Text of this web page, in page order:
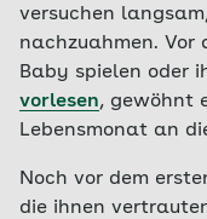
versuchen
nachzuahmen. Vor
Baby spielen oder
vorlesen, gewöhnt
Lebensmonat an
Noch vor dem
die ihnen